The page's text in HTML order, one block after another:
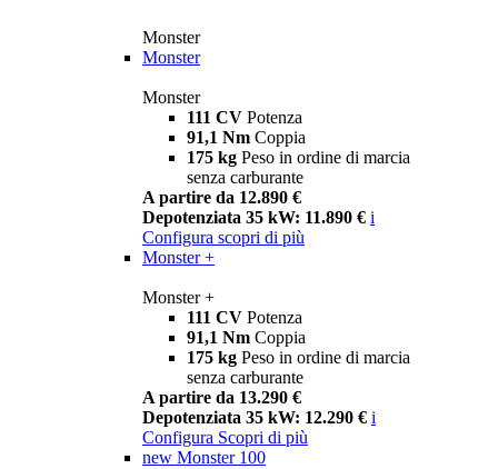
Monster
Monster
Monster
111 CV Potenza
91,1 Nm Coppia
175 kg Peso in ordine di marcia
senza carburante
A partire da 12.890 €
Depotenziata 35 kW: 11.890 € i
Configura scopri di più
Monster +
Monster +
111 CV Potenza
91,1 Nm Coppia
175 kg Peso in ordine di marcia
senza carburante
A partire da 13.290 €
Depotenziata 35 kW: 12.290 € i
Configura Scopri di più
new Monster 100